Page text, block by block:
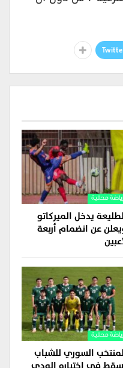
محلية
يدخل الميركاتو
عن انضمام أربعة
محلية
السوري للشباب